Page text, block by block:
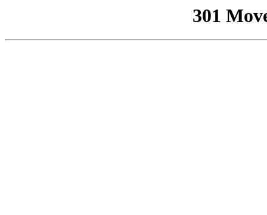
301